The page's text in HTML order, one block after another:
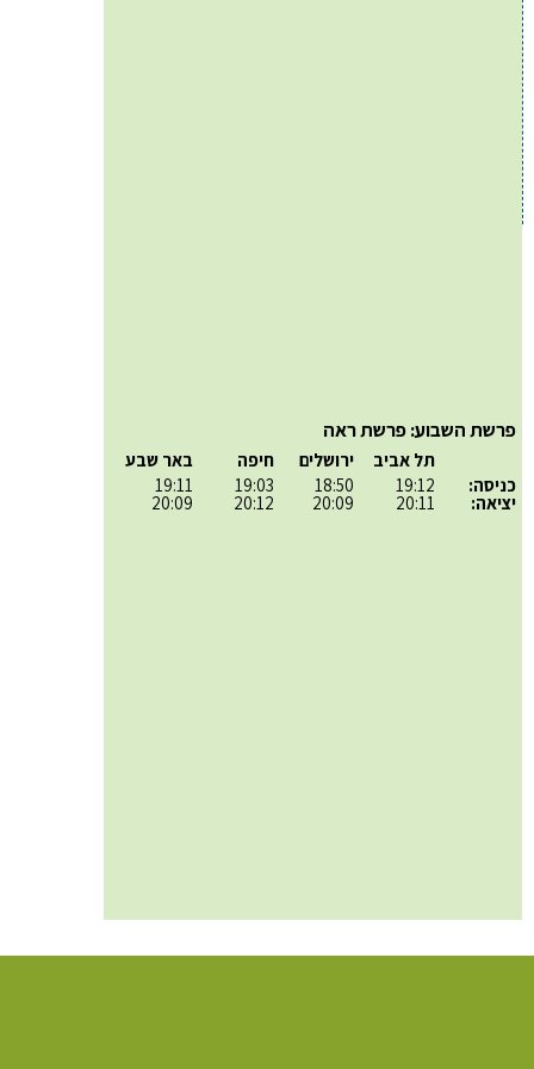
פרשת השבוע: פרשת ראה
כניסה:
יציאה:
תל אביב
19:12
20:11
ירושלים
18:50
20:09
חיפה
19:03
20:12
באר שבע
19:11
20:09